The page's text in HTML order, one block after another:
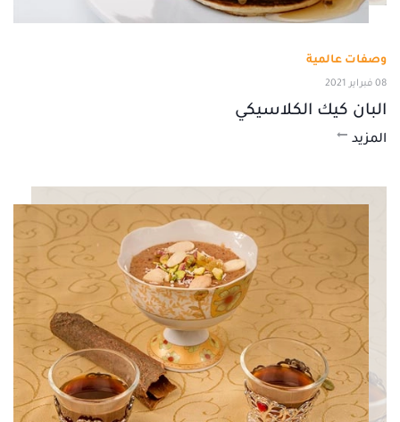
وصفات عالمية
08 فبراير 2021
البان كيك الكلاسيكي
المزيد